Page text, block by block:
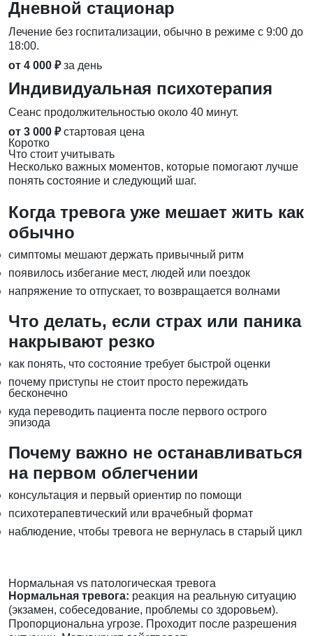
Дневной стационар
Лечение без госпитализации, обычно в режиме с 9:00 до
18:00.
от 4 000 ₽ за день
Индивидуальная психотерапия
Сеанс продолжительностью около 40 минут.
от 3 000 ₽ стартовая цена
Коротко
Что стоит учитывать
Несколько важных моментов, которые помогают лучше
понять состояние и следующий шаг.
Когда тревога уже мешает жить как
обычно
симптомы мешают держать привычный ритм
появилось избегание мест, людей или поездок
напряжение то отпускает, то возвращается волнами
Что делать, если страх или паника
накрывают резко
как понять, что состояние требует быстрой оценки
почему приступы не стоит просто пережидать
бесконечно
куда переводить пациента после первого острого
эпизода
Почему важно не останавливаться
на первом облегчении
консультация и первый ориентир по помощи
психотерапевтический или врачебный формат
наблюдение, чтобы тревога не вернулась в старый цикл
Нормальная vs патологическая тревога
Нормальная тревога: реакция на реальную ситуацию
(экзамен, собеседование, проблемы со здоровьем).
Пропорциональна угрозе. Проходит после разрешения